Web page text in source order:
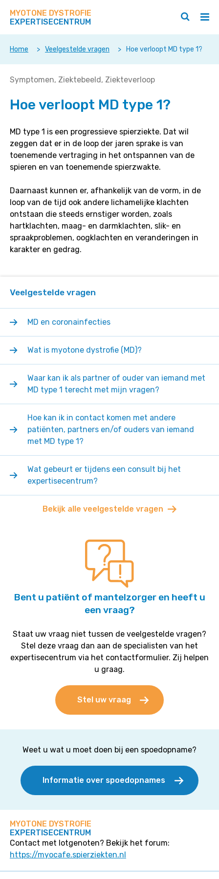
direct
op
deze
MYOTONE DYSTROFIE
EXPERTISECENTRUM
/
Zoeken
/
sluiten
Home > Veelgestelde vragen > Hoe verloopt MD type 1?
Hoe
MD
1?
Symptomen Ziektebeeld Ziekteverloop
Hoe verloopt MD type 1?
MD type 1 is een progressieve spierziekte. Dat wil
zeggen dat er in de loop der jaren sprake is van
toenemende vertraging in het ontspannen van de
spieren en van toenemende spierzwakte.
Daarnaast kunnen er, afhankelijk van de vorm, in de
loop van de tijd ook andere lichamelijke klachten
ontstaan die steeds ernstiger worden, zoals
hartklachten, maag- en darmklachten, slik- en
spraakproblemen, oogklachten en veranderingen in
karakter en gedrag.
Veelgestelde vragen
MD en coronainfecties
Wat is myotone dystrofie (MD)?
Waar kan ik als partner of ouder van iemand met
MD type 1 terecht met mijn vragen?
Hoe kan ik in contact komen met andere
patiënten, partners en/of ouders van iemand
met MD type 1?
Wat gebeurt er tijdens een consult bij het
expertisecentrum?
Bekijk alle veelgestelde vragen
Bent u patiënt of mantelzorger en heeft u
een vraag?
Staat uw vraag niet tussen de veelgestelde vragen?
Stel deze vraag dan aan de specialisten van het
expertisecentrum via het contactformulier. Zij helpen
u graag.
Stel uw vraag
Weet u wat u moet doen bij een spoedopname?
Informatie over spoedopnames
MYOTONE DYSTROFIE
EXPERTISECENTRUM
Contact met lotgenoten? Bekijk het forum:
https://myocafe.spierziekten.nl